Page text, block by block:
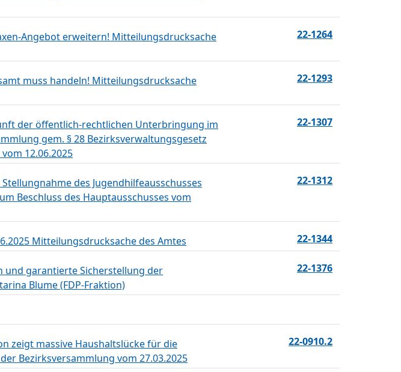
Angebot erweitern! Mitteilungsdrucksache
22-1264
muss handeln! Mitteilungsdrucksache
22-1293
der öffentlich-rechtlichen Unterbringung im
gem. § 28 Bezirksverwaltungsgesetz
12.06.2025
22-1307
des Jugendhilfeausschusses
Beschluss des Hauptausschusses vom
22-1312
Mitteilungsdrucksache des Amtes 22-1344
und garantierte Sicherstellung der
Blume (FDP-Fraktion)
22-1376
zeigt massive Haushaltslücke für die
Bezirksversammlung vom 27.03.2025
22-0910.2